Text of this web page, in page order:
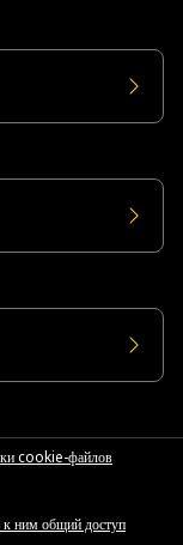
cookie-файлов
к ним общий доступ